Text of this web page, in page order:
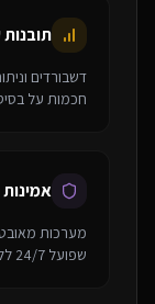
דשבורדים
חכמות על
מערכות
שפועל 24/7 ללא דאגות.